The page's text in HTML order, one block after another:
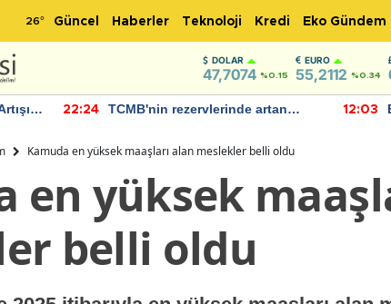
26° Güncel Haberler Teknoloji Kredi Eko Gündem
DOLAR
47,7074 %0.15
EURO
55,2112 %0.34
22:24
TCMB'nin rezervlerinde artan
12:03
Kamuda en yüksek maaşları alan meslekler belli oldu
en yüksek
belli oldu